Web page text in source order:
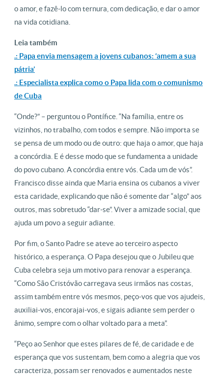
o amor, e fazê-lo com ternura, com dedicação, e dar o amor
na vida cotidiana.
Leia também
.: Papa envia mensagem a jovens cubanos: ‘amem a sua
pátria’
.: Especialista explica como o Papa lida com o comunismo
de Cuba
“Onde?” – perguntou o Pontífice. “Na família, entre os
vizinhos, no trabalho, com todos e sempre. Não importa se
se pensa de um modo ou de outro: que haja o amor, que haja
a concórdia. E é desse modo que se fundamenta a unidade
do povo cubano. A concórdia entre vós. Cada um de vós”.
Francisco disse ainda que Maria ensina os cubanos a viver
esta caridade, explicando que não é somente dar “algo” aos
outros, mas sobretudo “dar-se”. Viver a amizade social, que
ajuda um povo a seguir adiante.
Por fim, o Santo Padre se ateve ao terceiro aspecto
histórico, a esperança. O Papa desejou que o Jubileu que
Cuba celebra seja um motivo para renovar a esperança.
“Como São Cristóvão carregava seus irmãos nas costas,
assim também entre vós mesmos, peço-vos que vos ajudeis,
auxiliai-vos, encorajai-vos, e sigais adiante sem perder o
ânimo, sempre com o olhar voltado para a meta”.
“Peço ao Senhor que estes pilares de fé, de caridade e de
esperança que vos sustentam, bem como a alegria que vos
caracteriza, possam ser renovados e aumentados neste